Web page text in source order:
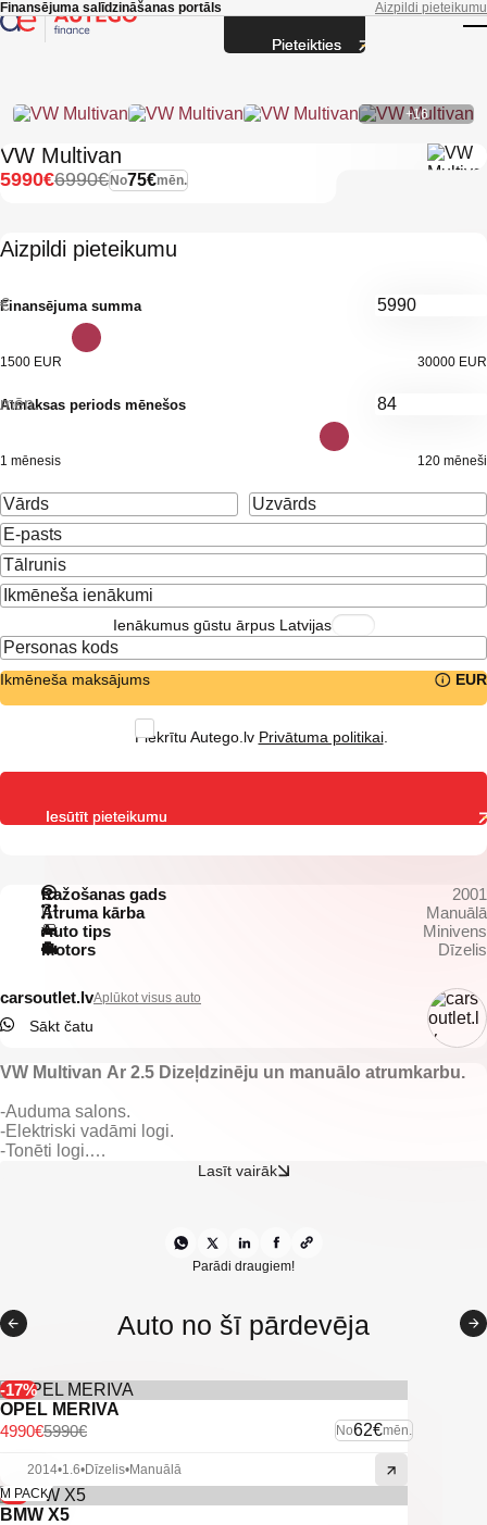
Skip to main content
Finansējuma salīdzināšanas portāls Aizpildi pieteikumu
+16
VW Multivan
No75€mēn.
6990€
5990€
Aizpildi pieteikumu
Finansējuma summa
€
1500 EUR 30000 EUR
Atmaksas periods mēnešos
mēn.
1 mēnesis 120 mēneši
Ienākumus gūstu ārpus Latvijas
Ikmēneša maksājums EUR
Piekrītu Autego.lv Privātuma politikai.
Ražošanas gads
2001
Ātruma kārba
Manuālā
Auto tips
Minivens
Motors
Dīzelis
carsoutlet.lvAplūkot visus auto
Sākt čatu
VW Multivan Ar 2.5 Dizeļdzinēju un manuālo atrumkarbu.
-Auduma salons.
-Elektriski vadāmi logi.
-Tonēti logi.
Lasīt vairāk
Parādi draugiem!
Auto no šī pārdevēja
-17%
OPEL MERIVA
No62€mēn.
5990€
4990€
2014•1.6•Dīzelis•Manuālā
-9%
M PACK
BMW X5